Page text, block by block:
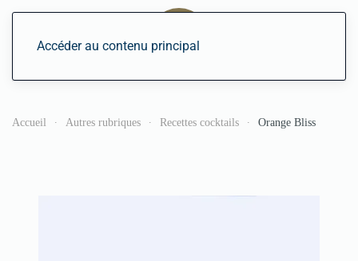
Accéder au contenu principal
Accueil Autres rubriques Recettes cocktails Orange Bliss